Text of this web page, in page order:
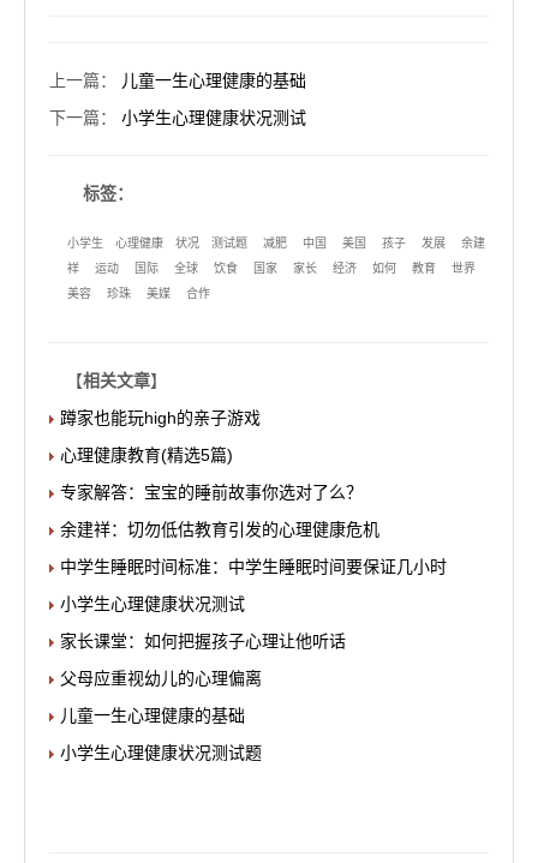
上一篇：
儿童一生心理健康的基础
下一篇： 小学生心理健康状况测试
标签：
小学生 心理健康 状况 测试题 减肥 中国 美国 孩子 发展
余建
祥
运动 国际 全球 饮食 国家 家长 经济 如何 教育
世界
美容
珍珠 美媒 合作
【相关文章】
蹲家也能玩high的亲子游戏
心理健康教育(精选5篇)
专家解答：宝宝的睡前故事你选对了么？
余建祥：切勿低估教育引发的心理健康危机
中学生睡眠时间标准：中学生睡眠时间要保证几小时
小学生心理健康状况测试
家长课堂：如何把握孩子心理让他听话
父母应重视幼儿的心理偏离
儿童一生心理健康的基础
小学生心理健康状况测试题